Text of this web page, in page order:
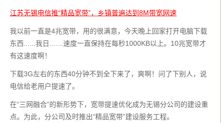
江苏无锡电信推“精品宽带”，乡镇普遍达到8M带宽网速
我以前一直是4兆宽带，用的很满意，今天晚上回家打开电脑下载
东西......我日.......速度一直保持在每秒1000KB以上。10兆宽带才
有这速度啊！
下载3G左右的东西40分钟不到全下来了，爽啊！问了下别人，说
电信给老用户提速了。
在“三网融合”的新形势下，宽带提速优化成为无锡分公司的建设重
点。为此，分公司及时推出“精品宽带”建设服务工程。